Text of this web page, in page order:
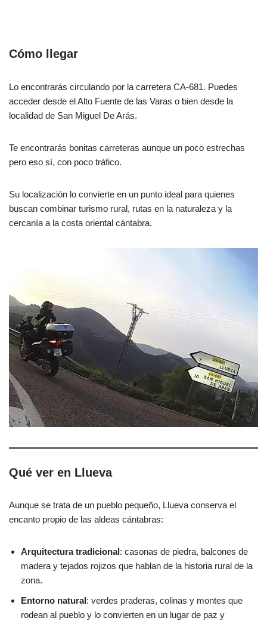
Cómo llegar
Lo encontrarás circulando por la carretera CA-681. Puedes
acceder desde el Alto Fuente de las Varas o bien desde la
localidad de San Miguel De Arás.
Te encontrarás bonitas carreteras aunque un poco estrechas
pero eso sí, con poco tráfico.
Su localización lo convierte en un punto ideal para quienes
buscan combinar turismo rural, rutas en la naturaleza y la
cercanía a la costa oriental cántabra.
Qué ver en Llueva
Aunque se trata de un pueblo pequeño, Llueva conserva el
encanto propio de las aldeas cántabras:
Arquitectura tradicional: casonas de piedra, balcones de
madera y tejados rojizos que hablan de la historia rural de la
zona.
Entorno natural: verdes praderas, colinas y montes que
rodean al pueblo y lo convierten en un lugar de paz y